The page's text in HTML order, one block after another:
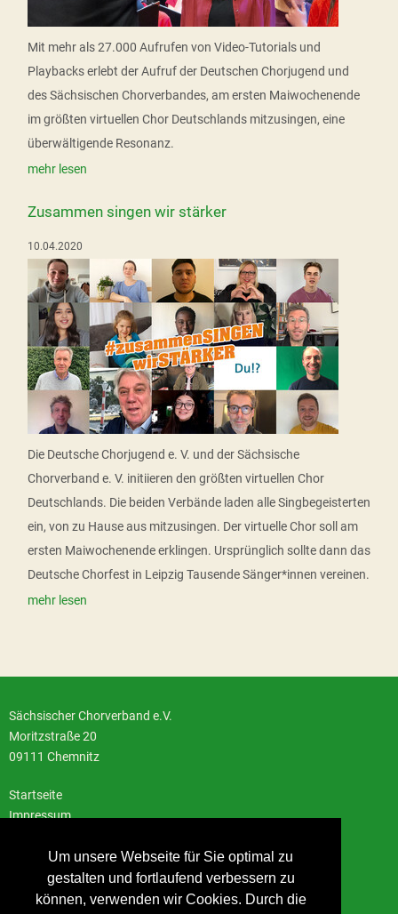
Um unsere Webseite für Sie optimal zu
gestalten und fortlaufend verbessern zu
können, verwenden wir Cookies. Durch die
Mit mehr als 27.000 Aufrufen von Video-Tutorials und
Playbacks erlebt der Aufruf der Deutschen Chorjugend und
des Sächsischen Chorverbandes, am ersten Maiwochenende
im größten virtuellen Chor Deutschlands mitzusingen, eine
überwältigende Resonanz.
mehr lesen
Zusammen singen wir stärker
10.04.2020
Die Deutsche Chorjugend e. V. und der Sächsische
Chorverband e. V. initiieren den größten virtuellen Chor
Deutschlands. Die beiden Verbände laden alle Singbegeisterten
ein, von zu Hause aus mitzusingen. Der virtuelle Chor soll am
ersten Maiwochenende erklingen. Ursprünglich sollte dann das
Deutsche Chorfest in Leipzig Tausende Sänger*innen vereinen.
mehr lesen
Sächsischer Chorverband e.V.
Moritzstraße 20
09111 Chemnitz
Startseite
Impressum
Kontakt
Facebook|Twitter|Instagram